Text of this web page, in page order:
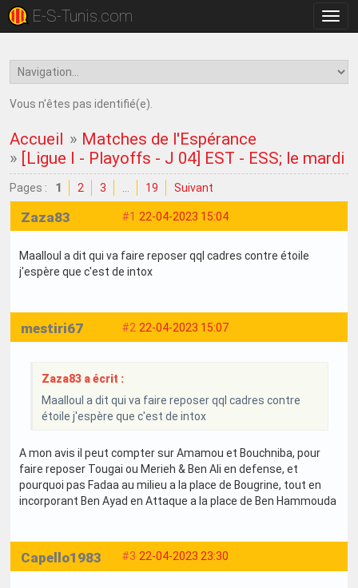
la
E-S-Tunis.com
Vous n'êtes pas identifié(e).
Accueil » Matches de l'Espérance
» [Ligue I - Playoffs - J 04] EST - ESS; le mardi
Pages : 1 2 3 19 Suivant
#1 22-04-2023 15:04
Zaza83
Maalloul a dit qui va faire reposer qql cadres contre étoile
j'espère que c'est de intox
#2 22-04-2023 15:07
mestiri67
Zaza83 a écrit :
Maalloul a dit qui va faire reposer qql cadres contre
étoile j'espère que c'est de intox
A mon avis il peut compter sur Amamou et Bouchniba, pour
faire reposer Tougai ou Merieh & Ben Ali en defense, et
pourquoi pas Fadaa au milieu a la place de Bougrine, tout en
incorporant Ben Ayad en Attaque a la place de Ben Hammouda
#3 22-04-2023 23:30
Capello1983